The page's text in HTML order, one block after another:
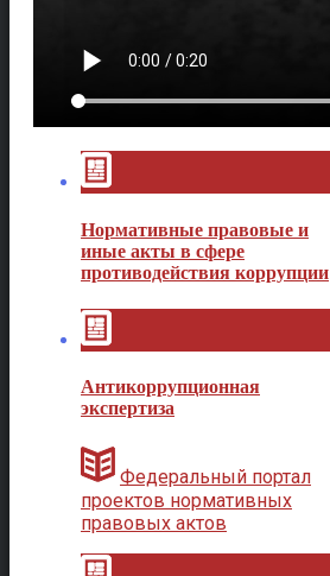
Нормативные правовые и
иные акты в сфере
противодействия коррупции
Антикоррупционная
экспертиза
Федеральный портал
проектов нормативных
правовых актов